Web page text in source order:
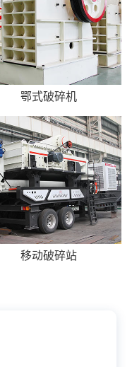
鄂式破碎机
移动破碎站